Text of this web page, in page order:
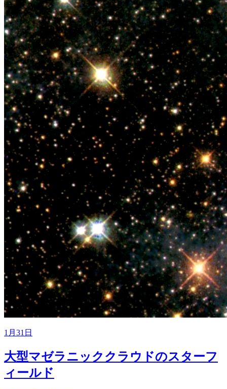
1月31日
大型マゼラニッククラウドのスターフ
ィールド